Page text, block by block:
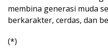
membina generasi muda
berkarakter, cerdas, dan
(*)